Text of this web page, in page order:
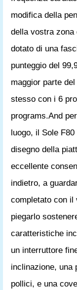
modifica della
della vostra
dotato di una
punteggio del
maggior parte
stesso con i 6
programs.And
luogo, il Sole
disegno della
eccellente
indietro, a
completato con il
piegarlo
caratteristiche
un interruttore
inclinazione, una
pollici, e una